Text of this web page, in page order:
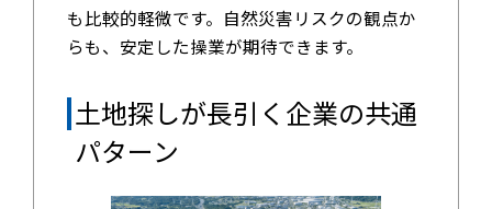
も比較的軽微です。自然災害リスクの観点か
らも、安定した操業が期待できます。
土地探しが長引く企業の共通
パターン